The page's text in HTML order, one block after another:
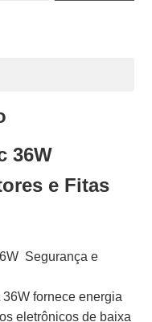
36W
e Fitas
Segurança e
fornece energia
eletrônicos de baixa